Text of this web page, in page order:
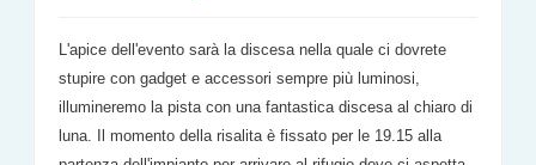
L'apice dell'evento sarà la discesa nella quale ci dovrete
stupire con gadget e accessori sempre più luminosi,
illumineremo la pista con una fantastica discesa al chiaro di
luna. Il momento della risalita è fissato per le 19.15 alla